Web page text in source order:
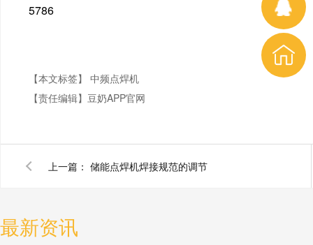
5786
【本文标签】 中频点焊机
【责任编辑】 豆奶APP官网
上一篇： 储能点焊机焊接规范的调节
最新资讯